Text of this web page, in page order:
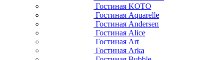
Гостиная KOTO
Гостиная Aquarelle
Гостиная Andersen
Гостиная Alice
Гостиная Art
Гостиная Arka